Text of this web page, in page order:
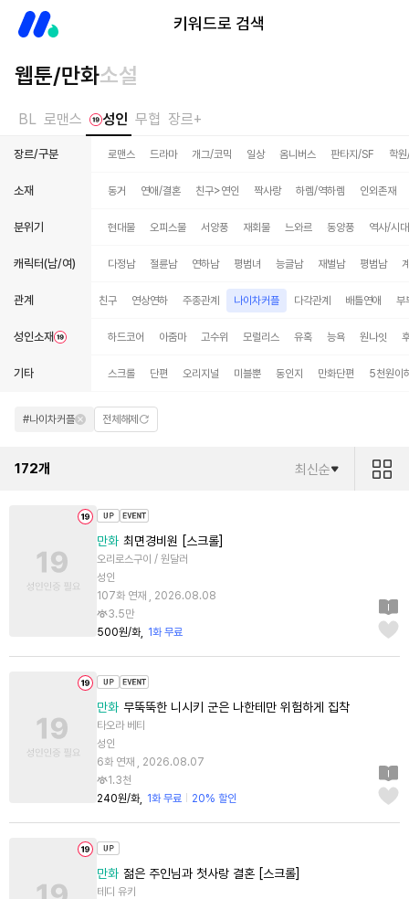
키워드로 검색
웹툰/만화소설
BL 로맨스 성인 무협 장르+
장르/구분 로맨스 드라마 개그/코믹 일상 옴니버스 판타지/SF 학
소재 동거 연애/결혼 친구>연인 짝사랑 하렘/역하렘 인외존재
분위기 현대물 오피스물 서양풍 재회물 느와르 동양풍 역사/시
캐릭터(남/여) 다정남 절륜남 연하남 평범녀 능글남 재벌남 평범남
관계
각관계 친구 연상연하 주종관계 나이차커플 다각관계 배틀연애 부
성인소재 하드코어 아줌마 고수위 모럴리스 유혹 능욕 원나잇
기타 스크롤 단편 오리지널 미블뿐 동인지 만화단편 5천원이
#나이차커플 전체해제
172개 최신순
만화 최면경비원 [스크롤]
오리로스구이 / 원달러
성인
107화 연재 , 2026.08.08
3.5만
500원/화
1화 무료
만화 무뚝뚝한 니시키 군은 나한테만 위험하게 집착
타오라 베티
성인
6화 연재 , 2026.08.07
1.3천
240원/화
1화 무료 20% 할인
만화 젊은 주인님과 첫사랑 결혼 [스크롤]
테디 유키